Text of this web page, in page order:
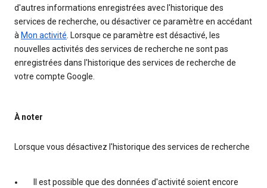
d'autres informations enregistrées avec l'historique des
services de recherche, ou désactiver ce paramètre en accédant
à Mon activité. Lorsque ce paramètre est désactivé, les
nouvelles activités des services de recherche ne sont pas
enregistrées dans l'historique des services de recherche de
votre compte Google.
À noter
Lorsque vous désactivez l'historique des services de recherche
Il est possible que des données d'activité soient encore